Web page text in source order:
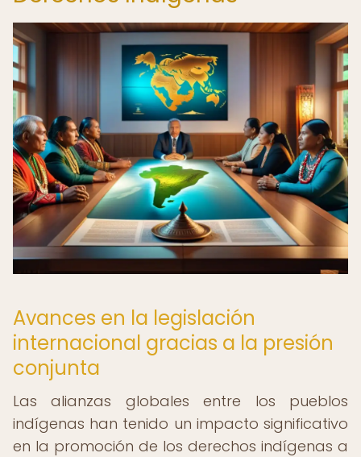
Avances en la legislación
internacional gracias a la presión
conjunta
Las alianzas globales entre los pueblos
indígenas han tenido un impacto significativo
en la promoción de los derechos indígenas a